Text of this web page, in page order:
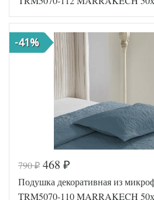
подушки
50х70
Наполнитель
Синтепон
Ткань
Микрофибра
Производитель
Код товара
Артикул
TT114618
Размер
-41%
790₽ 468 ₽
Подушка декоративная из
TRM5070-110 MARRAKECH